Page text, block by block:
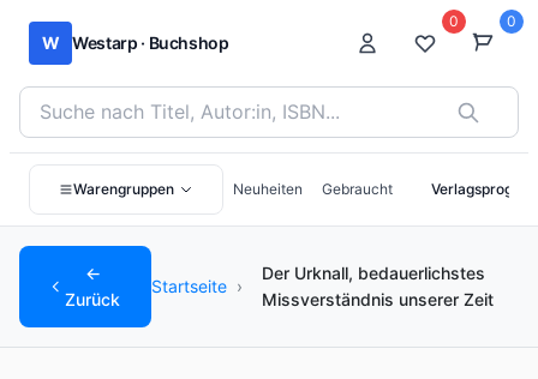
W Westarp · Buchshop
Bücher suchen nach Titel, Autor:in oder ISBN
0 0
Warengruppen Neuheiten Gebraucht
←
Zurück
Startseite ›
Der Urknall, bedauerlichstes
Missverständnis unserer Zeit